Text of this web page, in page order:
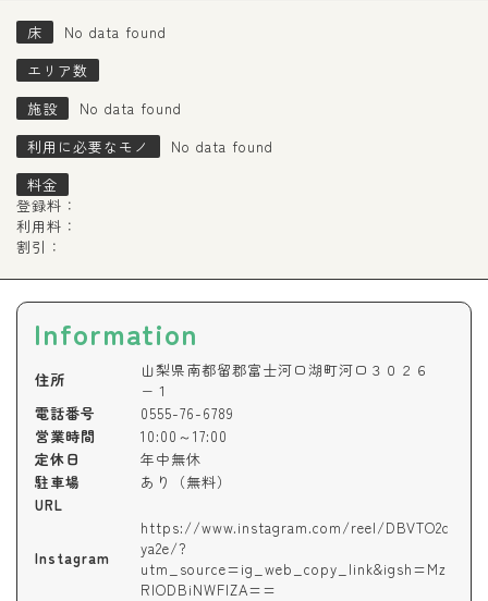
床
No data found
エリア数
施設
No data found
利用に必要なモノ
No data found
料金
登録料：
利用料：
割引：
Information
住所
山梨県南都留郡富士河口湖町河口３０２６
−１
電話番号
0555-76-6789
営業時間
10:00～17:00
定休日
年中無休
駐車場
あり（無料）
URL
Instagram
https://www.instagram.com/reel/DBVTO2c
ya2e/?
utm_source=ig_web_copy_link&igsh=Mz
RlODBiNWFlZA==